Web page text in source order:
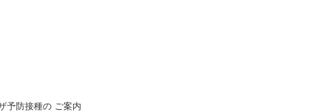
予防接種の ご案内